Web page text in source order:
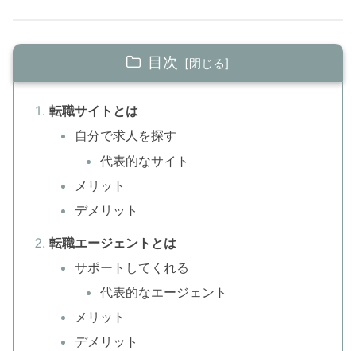
目次
転職サイトとは
自分で求人を探す
代表的なサイト
メリット
デメリット
転職エージェントとは
サポートしてくれる
代表的なエージェント
メリット
デメリット